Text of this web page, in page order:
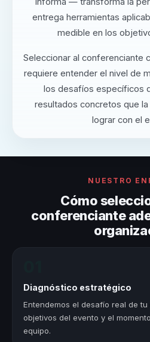
entrega herramientas
medible en los
Seleccionar al conferenciante
requiere entender el nivel de
los desafíos específicos
resultados concretos que
lograr con el
NUESTRO
Cómo
conferenciante
Diagnóstico estratégico
Entendemos el desafío real de
objetivos del evento y el
equipo.